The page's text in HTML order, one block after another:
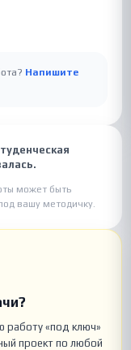
Напишите
может быть
вашу методичку.
работу «под ключ»
проект по любой